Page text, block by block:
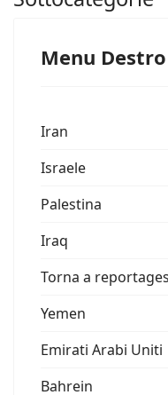
Menu
Iran
Israele
Palestina
Iraq
Torna a reportages
Yemen
Emirati Arabi Uniti
Bahrein